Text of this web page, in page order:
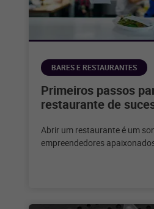
BARES E RESTAURANTES
Primeiros passos
restaurante de
Abrir um restaurante é um
empreendedores